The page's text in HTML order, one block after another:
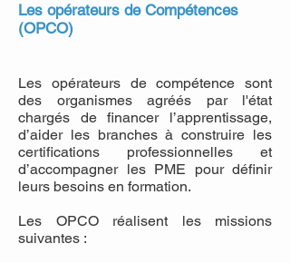
Les opérateurs de Compétences
(OPCO)
Les opérateurs de compétence sont
des organismes agréés par l'état
chargés de financer l’apprentissage,
d’aider les branches à construire les
certifications professionnelles et
d’accompagner les PME pour définir
leurs besoins en formation.
​Les OPCO réalisent les missions
suivantes :​